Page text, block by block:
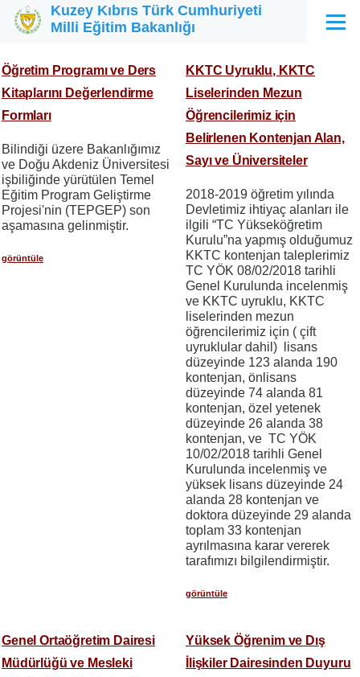
Ana içeriğe atla
Kuzey Kıbrıs Türk Cumhuriyeti
Milli Eğitim Bakanlığı
Menü
Öğretim Programı ve Ders
Kitaplarını Değerlendirme
Formları
Bilindiği üzere Bakanlığımız
ve Doğu Akdeniz Üniversitesi
işbiliğinde yürütülen Temel
Eğitim Program Geliştirme
Projesi'nin (TEPGEP) son
aşamasına gelinmiştir.
görüntüle
KKTC Uyruklu, KKTC
Liselerinden Mezun
Öğrencilerimiz için
Belirlenen Kontenjan Alan,
Sayı ve Üniversiteler
2018-2019 öğretim yılında
Devletimiz ihtiyaç alanları ile
ilgili “TC Yükseköğretim
Kurulu”na yapmış olduğumuz
KKTC kontenjan taleplerimiz
TC YÖK 08/02/2018 tarihli
Genel Kurulunda incelenmiş
ve KKTC uyruklu, KKTC
liselerinden mezun
öğrencilerimiz için ( çift
uyruklular dahil) lisans
düzeyinde 123 alanda 190
kontenjan, önlisans
düzeyinde 74 alanda 81
kontenjan, özel yetenek
düzeyinde 26 alanda 38
kontenjan, ve TC YÖK
10/02/2018 tarihli Genel
Kurulunda incelenmiş ve
yüksek lisans düzeyinde 24
alanda 28 kontenjan ve
doktora düzeyinde 29 alanda
toplam 33 kontenjan
ayrılmasına karar vererek
tarafımızı bilgilendirmiştir.
görüntüle
Genel Ortaöğretim Dairesi
Müdürlüğü ve Mesleki
Yüksek Öğrenim ve Dış
İlişkiler Dairesinden Duyuru